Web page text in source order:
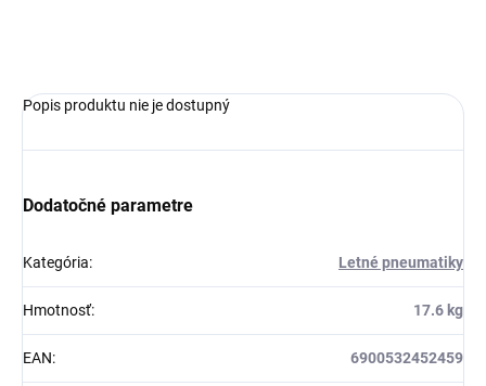
Popis produktu nie je dostupný
Dodatočné parametre
Kategória: Letné pneumatiky
Hmotnosť: 17.6 kg
EAN: 6900532452459